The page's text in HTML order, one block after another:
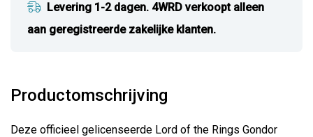
Levering 1-2 dagen. 4WRD verkoopt alleen
aan geregistreerde zakelijke klanten.
Productomschrijving
Deze officieel gelicenseerde Lord of the Rings Gondor